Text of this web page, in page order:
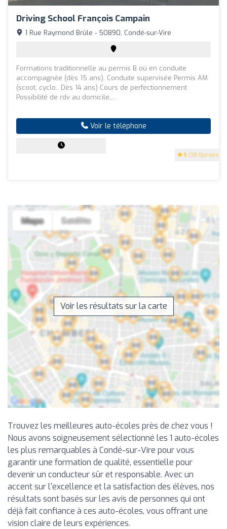
Driving School François Campain
5 (38 Opinions)
1 Rue Raymond Brûle - 50890, Condé-sur-Vire
Formations traditionnelle au permis B où en conduite
accompagnée (dès 15 ans). Conduite supervisée Permis AM
(scoot, cyclo.. Dès 14 ans) Cours de perfectionnement
Possibilité de rdv au domicile,...
Voir le téléphone
Voir les résultats sur la carte
Trouvez les meilleures auto-écoles près de chez vous !
Nous avons soigneusement sélectionné les 1 auto-écoles
les plus remarquables à Condé-sur-Vire pour vous
garantir une formation de qualité, essentielle pour
devenir un conducteur sûr et responsable. Avec un
accent sur l'excellence et la satisfaction des élèves, nos
résultats sont basés sur les avis de personnes qui ont
déjà fait confiance à ces auto-écoles, vous offrant une
vision claire de leurs expériences.